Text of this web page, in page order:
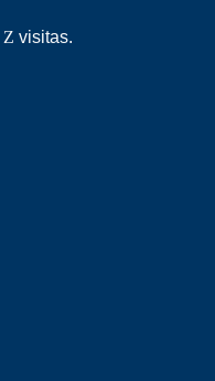
visitas.